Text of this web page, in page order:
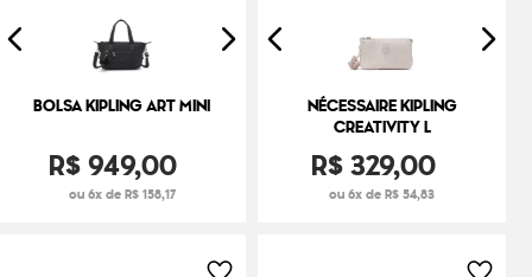
BOLSA KIPLING ART MINI
R$949,00
ou 6x de R$ 158,17
NÉCESSAIRE KIPLING
CREATIVITY L
R$329,00
ou 6x de R$ 54,83